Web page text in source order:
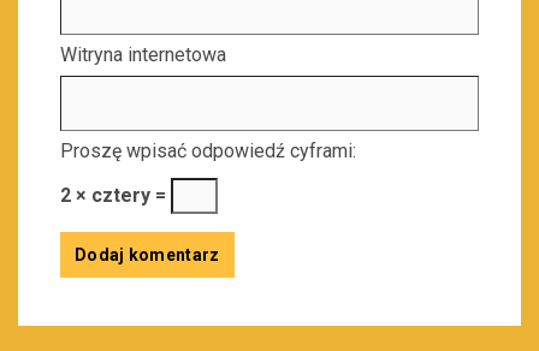
Witryna internetowa
Proszę wpisać odpowiedź cyframi:
2 × cztery =